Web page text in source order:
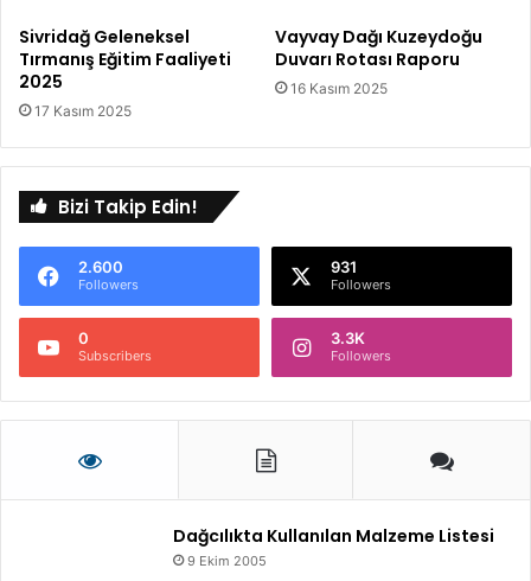
Sivridağ Geleneksel
Tırmanış Eğitim Faaliyeti
2025
17 Kasım 2025
Vayvay Dağı Kuzeydoğu
Duvarı Rotası Raporu
16 Kasım 2025
Bizi Takip Edin!
2.600
Followers
931
Followers
0
Subscribers
3.3K
Followers
Dağcılıkta Kullanılan Malzeme Listesi
9 Ekim 2005